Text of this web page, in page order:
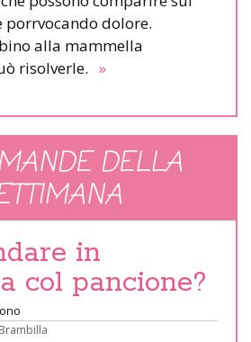
porrvocando dolore.
alla mammella
risolverle. »
DELLA
in
col pancione?